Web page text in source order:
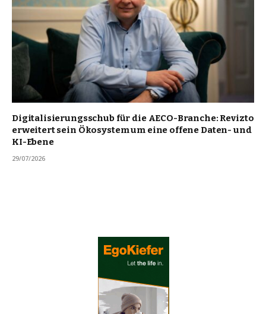
Digitalisierungsschub für die AECO-Branche: Revizto
erweitert sein Ökosystem um eine offene Daten- und
KI-Ebene
29/07/2026